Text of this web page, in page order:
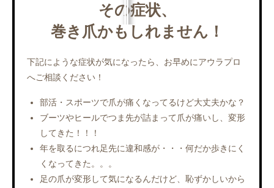
その症状、
巻き爪かもしれません！
下記にような症状が気になったら、お早めにアウラプロ
へご相談ください！
部活・スポーツで爪が痛くなってるけど大丈夫かな？
ブーツやヒールでつま先が詰まって爪が痛いし、変形
してきた！！！
年を取るにつれ足先に違和感が・・・何だか歩きにく
くなってきた。。。
足の爪が変形して気になるんだけど、恥ずかしいから